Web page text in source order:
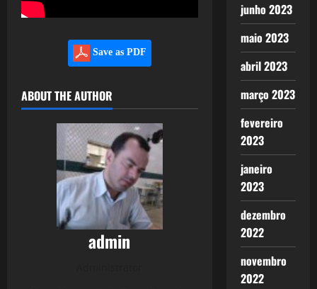
Save as PDF
ABOUT THE AUTHOR
admin
junho 2023
maio 2023
abril 2023
março 2023
fevereiro
2023
janeiro
2023
dezembro
2022
novembro
2022